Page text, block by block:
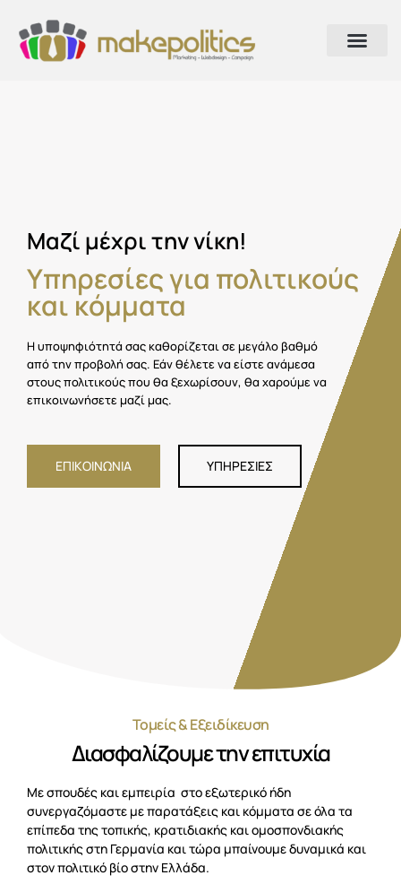
Μαζί μέχρι την νίκη!
Υπηρεσίες για πολιτικούς
και κόμματα
Η υποψηφιότητά σας καθορίζεται σε μεγάλο βαθμό
από την προβολή σας. Εάν θέλετε να είστε ανάμεσα
στους πολιτικούς που θα ξεχωρίσουν, θα χαρούμε να
επικοινωνήσετε μαζί μας.
ΕΠΙΚΟΙΝΩΝΙΑ ΥΠΗΡΕΣΙΕΣ
Τομείς & Εξειδίκευση
Διασφαλίζουμε την επιτυχία
Με σπουδές και εμπειρία στο εξωτερικό ήδη
συνεργαζόμαστε με παρατάξεις και κόμματα σε όλα τα
επίπεδα της τοπικής, κρατιδιακής και ομοσπονδιακής
πολιτικής στη Γερμανία και τώρα μπαίνουμε δυναμικά και
στον πολιτικό βίο στην Ελλάδα.